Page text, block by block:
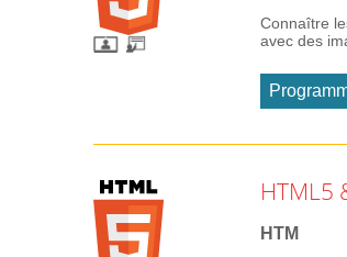
Connaître
avec des
HTML5
HTM